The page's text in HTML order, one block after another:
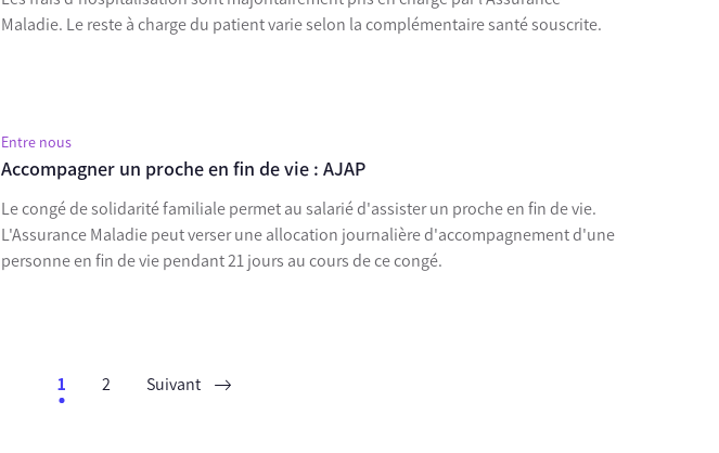
Maladie. Le reste à charge du patient varie selon la complémentaire santé souscrite.
Entre nous
Accompagner un proche en fin de vie : AJAP
Le congé de solidarité familiale permet au salarié d'assister un proche en fin de vie.
L'Assurance Maladie peut verser une allocation journalière d'accompagnement d'une
personne en fin de vie pendant 21 jours au cours de ce congé.
1 2 Suivant